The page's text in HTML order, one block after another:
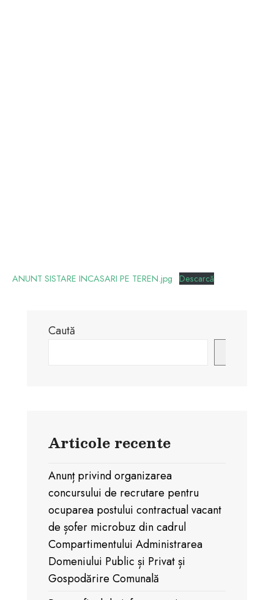
ANUNT SISTARE INCASARI PE TEREN.jpg Descarcă
Caută
Articole recente
Anunț privind organizarea
concursului de recrutare pentru
ocuparea postului contractual vacant
de șofer microbuz din cadrul
Compartimentului Administrarea
Domeniului Public și Privat și
Gospodărire Comunală